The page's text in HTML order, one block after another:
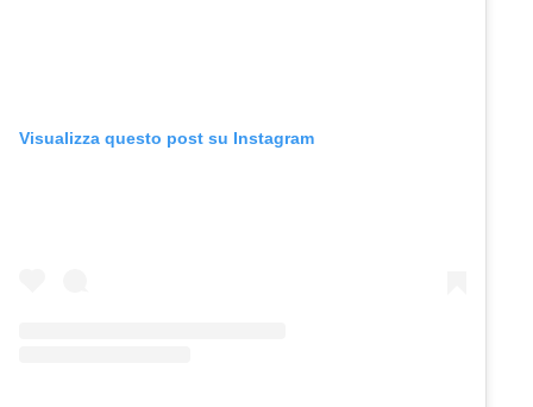
Visualizza questo post su Instagram